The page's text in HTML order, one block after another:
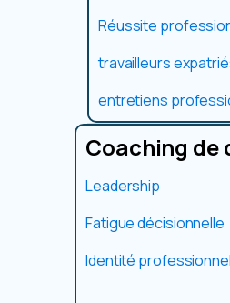
Réussite
travailleurs
entretiens
Coaching de
Leadership
Fatigue décisionnelle
Identité